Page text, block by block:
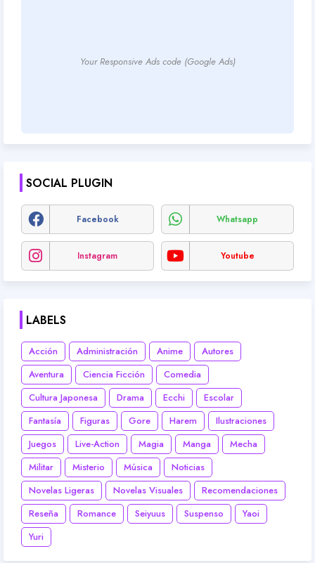
Your Responsive Ads code (Google Ads)
SOCIAL PLUGIN
Facebook Whatsapp
Instagram Youtube
LABELS
Acción Administración Anime
Autores
Aventura
Ciencia Ficción
Comedia
Cultura Japonesa
Drama Ecchi
Escolar
Fantasía
Figuras Gore Harem
Ilustraciones
Juegos
Live-Action Magia Manga
Mecha
Militar
Misterio Música
Noticias
Novelas Ligeras
Novelas Visuales
Recomendaciones
Reseña
Romance Seiyuus Suspenso
Yaoi
Yuri